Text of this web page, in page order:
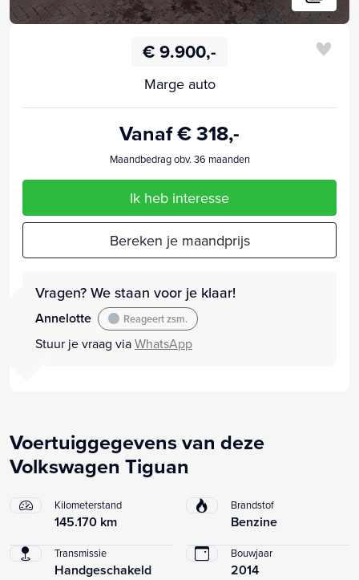
€ 9.900,-
Marge auto
Vanaf € 318,-
Maandbedrag obv. 36 maanden
Ik heb interesse
Bereken je maandprijs
Vragen? We staan voor je klaar!
Annelotte Reageert zsm.
Stuur je vraag viaWhatsApp
Voertuiggegevens van deze
Volkswagen Tiguan
Kilometerstand
145.170 km
Brandstof
Benzine
Transmissie
Handgeschakeld
Bouwjaar
2014